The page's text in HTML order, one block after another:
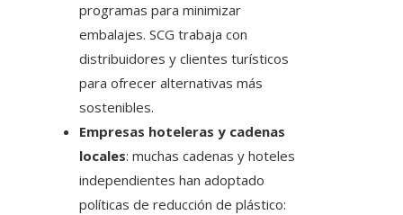
programas para minimizar
embalajes. SCG trabaja con
distribuidores y clientes turísticos
para ofrecer alternativas más
sostenibles.
Empresas hoteleras y cadenas
locales: muchas cadenas y hoteles
independientes han adoptado
políticas de reducción de plástico: